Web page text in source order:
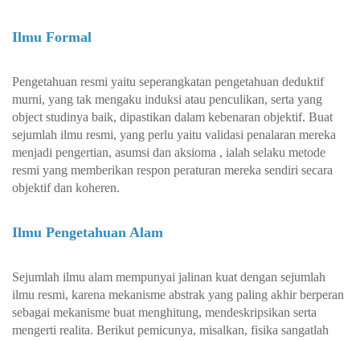
Ilmu Formal
Pengetahuan resmi yaitu seperangkatan pengetahuan deduktif
murni, yang tak mengaku induksi atau penculikan, serta yang
object studinya baik, dipastikan dalam kebenaran objektif. Buat
sejumlah ilmu resmi, yang perlu yaitu validasi penalaran mereka
menjadi pengertian, asumsi dan aksioma , ialah selaku metode
resmi yang memberikan respon peraturan mereka sendiri secara
objektif dan koheren.
Ilmu Pengetahuan Alam
Sejumlah ilmu alam mempunyai jalinan kuat dengan sejumlah
ilmu resmi, karena mekanisme abstrak yang paling akhir berperan
sebagai mekanisme buat menghitung, mendeskripsikan serta
mengerti realita. Berikut pemicunya, misalkan, fisika sangatlah